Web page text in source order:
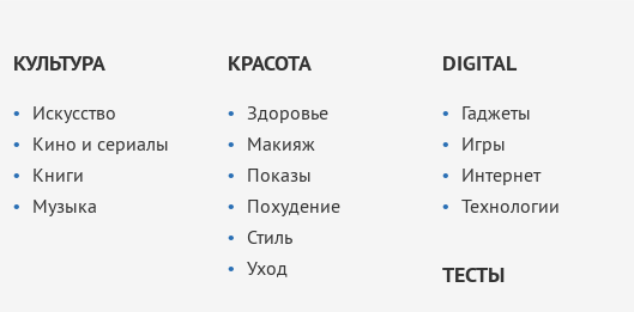
КУЛЬТУРА
Искусство
Кино и сериалы
Книги
Музыка
КРАСОТА
Здоровье
Макияж
Показы
Похудение
Стиль
Уход
DIGITAL
Гаджеты
Игры
Интернет
Технологии
ТЕСТЫ